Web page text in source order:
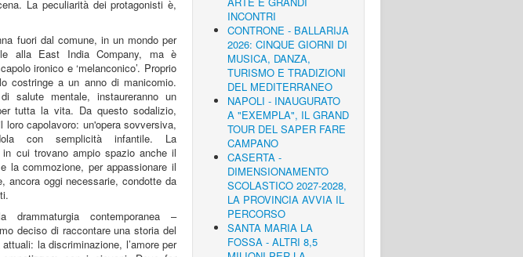
La peculiarità dei protagonisti è,
fuori dal comune, in un mondo per
alla East India Company, ma è
ironico e ‘melanconico’. Proprio
costringe a un anno di manicomio.
salute mentale, instaureranno un
tutta la vita. Da questo sodalizio,
capolavoro: un'opera sovversiva,
con semplicità infantile. La
cui trovano ampio spazio anche il
la commozione, per appassionare il
ancora oggi necessarie, condotte da
drammaturgia contemporanea –
deciso di raccontare una storia del
la discriminazione, l’amore per
INCONTRI
CONTRONE - BALLARIJA
2026: CINQUE GIORNI DI
MUSICA, DANZA,
TURISMO E TRADIZIONI
DEL MEDITERRANEO
NAPOLI - INAUGURATO
A "EXEMPLA", IL GRAND
TOUR DEL SAPER FARE
CAMPANO
CASERTA -
DIMENSIONAMENTO
SCOLASTICO 2027-2028,
LA PROVINCIA AVVIA IL
PERCORSO
SANTA MARIA LA
FOSSA - ALTRI 8,5